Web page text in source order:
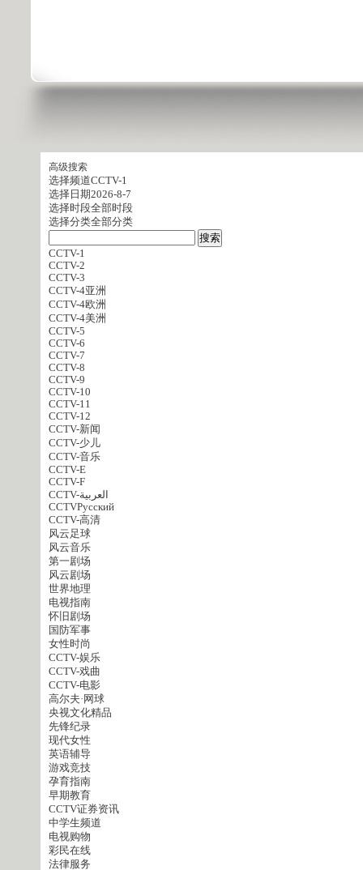
高级搜索
选择频道CCTV-1
选择日期2026-8-7
选择时段全部时段
选择分类全部分类
CCTV-1
CCTV-2
CCTV-3
CCTV-4亚洲
CCTV-4欧洲
CCTV-4美洲
CCTV-5
CCTV-6
CCTV-7
CCTV-8
CCTV-9
CCTV-10
CCTV-11
CCTV-12
CCTV-新闻
CCTV-少儿
CCTV-音乐
CCTV-E
CCTV-F
CCTV-العربية
CCTVPусский
CCTV-高清
风云足球
风云音乐
第一剧场
风云剧场
世界地理
电视指南
怀旧剧场
国防军事
女性时尚
CCTV-娱乐
CCTV-戏曲
CCTV-电影
高尔夫·网球
央视文化精品
先锋纪录
现代女性
英语辅导
游戏竞技
孕育指南
早期教育
CCTV证券资讯
中学生频道
电视购物
彩民在线
法律服务